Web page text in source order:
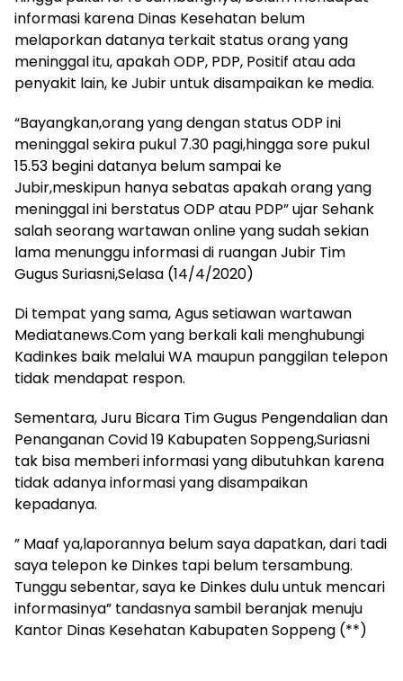
informasi karena Dinas Kesehatan belum
melaporkan datanya terkait status orang yang
meninggal itu, apakah ODP, PDP, Positif atau ada
penyakit lain, ke Jubir untuk disampaikan ke media.
“Bayangkan,orang yang dengan status ODP ini
meninggal sekira pukul 7.30 pagi,hingga sore pukul
15.53 begini datanya belum sampai ke
Jubir,meskipun hanya sebatas apakah orang yang
meninggal ini berstatus ODP atau PDP” ujar Sehank
salah seorang wartawan online yang sudah sekian
lama menunggu informasi di ruangan Jubir Tim
Gugus Suriasni,Selasa (14/4/2020)
Di tempat yang sama, Agus setiawan wartawan
Mediatanews.Com yang berkali kali menghubungi
Kadinkes baik melalui WA maupun panggilan telepon
tidak mendapat respon.
Sementara, Juru Bicara Tim Gugus Pengendalian dan
Penanganan Covid 19 Kabupaten Soppeng,Suriasni
tak bisa memberi informasi yang dibutuhkan karena
tidak adanya informasi yang disampaikan
kepadanya.
” Maaf ya,laporannya belum saya dapatkan, dari tadi
saya telepon ke Dinkes tapi belum tersambung.
Tunggu sebentar, saya ke Dinkes dulu untuk mencari
informasinya” tandasnya sambil beranjak menuju
Kantor Dinas Kesehatan Kabupaten Soppeng (**)